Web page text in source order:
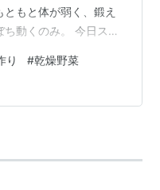
もと体が弱く、鍛え
動くのみ。 今日スー
かけて来たので、や
ないかな、と思いつ
でした。しかし握力
は）行きませんよ、
した。…
り #乾燥野菜